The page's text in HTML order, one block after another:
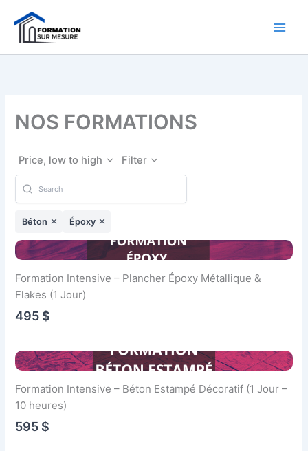
contenu
NOS FORMATIONS
Price, low to high Filter
Béton Époxy
Formation Intensive – Plancher Époxy Métallique &
Flakes (1 Jour)
495 $
Formation Intensive – Béton Estampé Décoratif (1 Jour –
10 heures)
595 $